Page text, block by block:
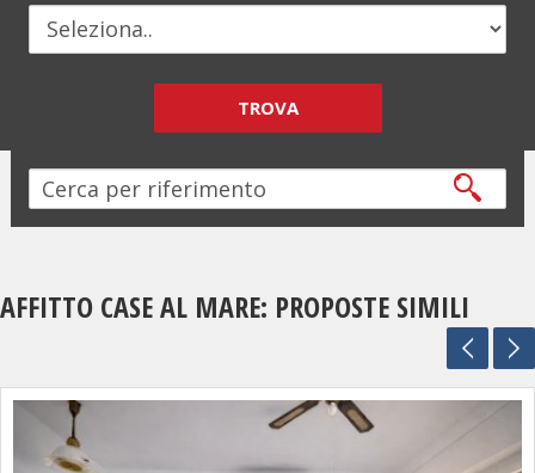
TROVA
AFFITTO CASE AL MARE: PROPOSTE SIMILI